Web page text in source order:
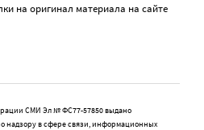
на оригинал материала на сайте
СМИ Эл № ФС77-57850 выдано
надзору в сфере связи, информационных